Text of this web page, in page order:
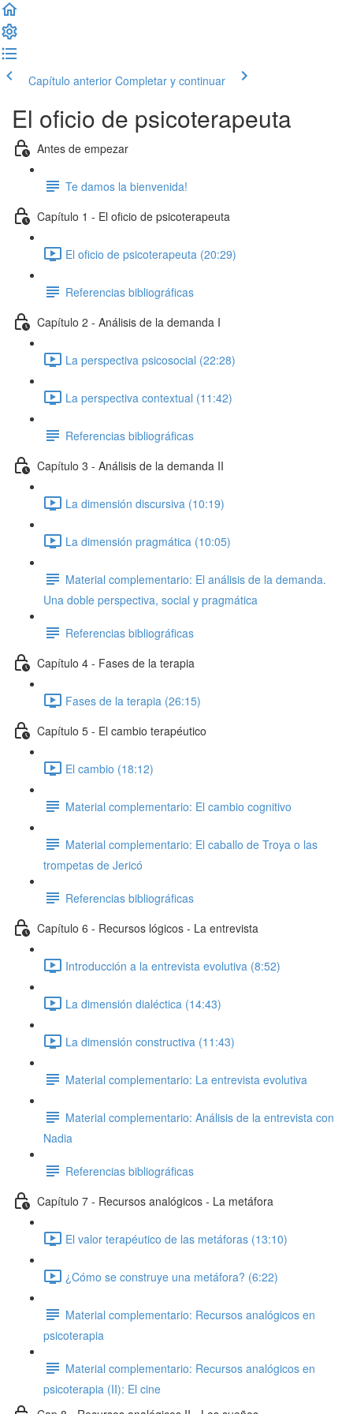
Capítulo anterior Completar y continuar
El oficio de psicoterapeuta
Antes de empezar
Te damos la bienvenida!
Capítulo 1 - El oficio de psicoterapeuta
El oficio de psicoterapeuta (20:29)
Referencias bibliográficas
Capítulo 2 - Análisis de la demanda I
La perspectiva psicosocial (22:28)
La perspectiva contextual (11:42)
Referencias bibliográficas
Capítulo 3 - Análisis de la demanda II
La dimensión discursiva (10:19)
La dimensión pragmática (10:05)
Material complementario: El análisis de la demanda.
Una doble perspectiva, social y pragmática
Referencias bibliográficas
Capítulo 4 - Fases de la terapia
Fases de la terapia (26:15)
Capítulo 5 - El cambio terapéutico
El cambio (18:12)
Material complementario: El cambio cognitivo
Material complementario: El caballo de Troya o las
trompetas de Jericó
Referencias bibliográficas
Capítulo 6 - Recursos lógicos - La entrevista
Introducción a la entrevista evolutiva (8:52)
La dimensión dialéctica (14:43)
La dimensión constructiva (11:43)
Material complementario: La entrevista evolutiva
Material complementario: Análisis de la entrevista con
Nadia
Referencias bibliográficas
Capítulo 7 - Recursos analógicos - La metáfora
El valor terapéutico de las metáforas (13:10)
¿Cómo se construye una metáfora? (6:22)
Material complementario: Recursos analógicos en
psicoterapia
Material complementario: Recursos analógicos en
psicoterapia (II): El cine